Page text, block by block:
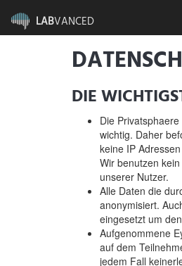
LABVANCED
DIE
Die
wichtig. Daher
keine IP
Wir benutzen
unserer Nutzer.
Alle Daten die
anonymisiert.
eingesetzt um
Aufgenommene
auf dem
jedem Fall